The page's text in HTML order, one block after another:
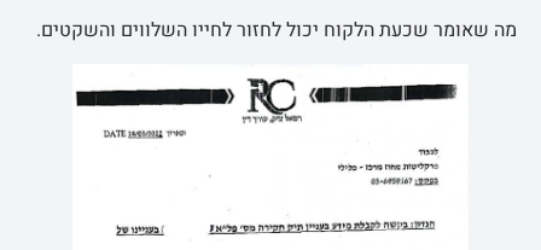
מה שאומר שכעת הלקוח יכול לחזור לחייו השלווים והשקטים.